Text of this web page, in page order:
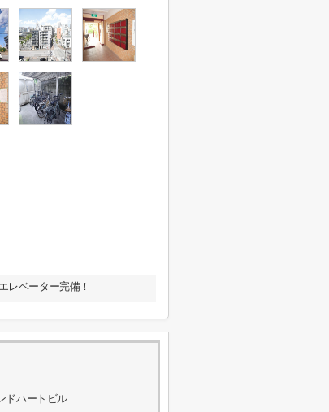
レベーター完備！
ドハートビル